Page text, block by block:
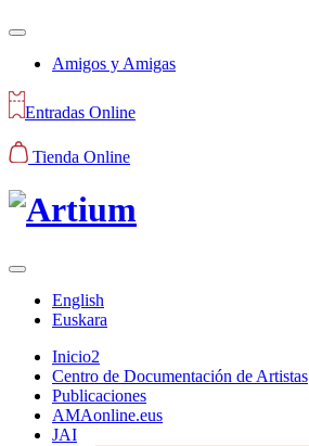
Amigos y Amigas
Entradas Online
Tienda Online
English
Euskara
Inicio2
Centro de Documentación de Artistas
Publicaciones
AMAonline.eus
JAI